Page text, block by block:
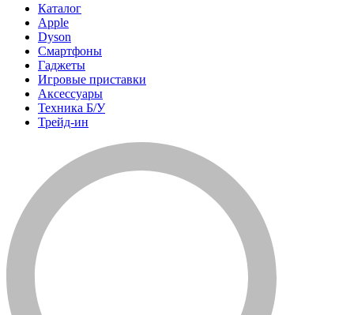
Каталог
Apple
Dyson
Смартфоны
Гаджеты
Игровые приставки
Аксессуары
Техника Б/У
Трейд-ин